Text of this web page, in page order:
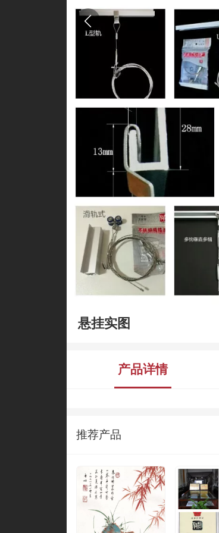
悬挂实图
产品详情
推荐产品